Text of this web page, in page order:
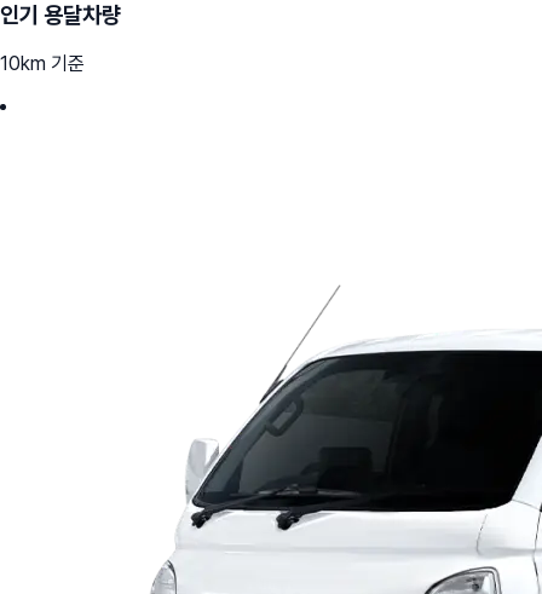
인기 용달차량
10km 기준